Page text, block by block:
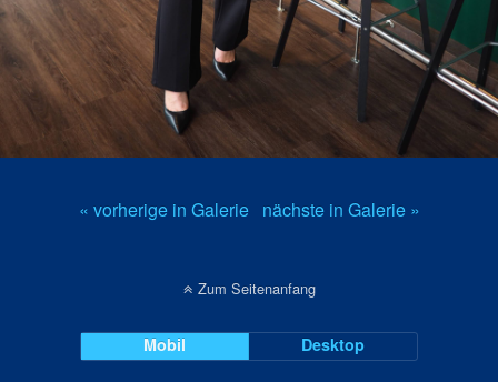
« vorherige in Galerie nächste in Galerie »
Zum Seitenanfang
Mobil Desktop